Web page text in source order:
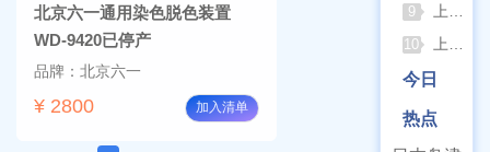
北京六一通用染色脱色装置
WD-9420已停产
品牌：北京六一
¥ 2800 加入清单
9 上海仪电（上分）紫外可见分光光度计如何选型
10 上海博迅果蝇培养箱核心特点
今日
热点